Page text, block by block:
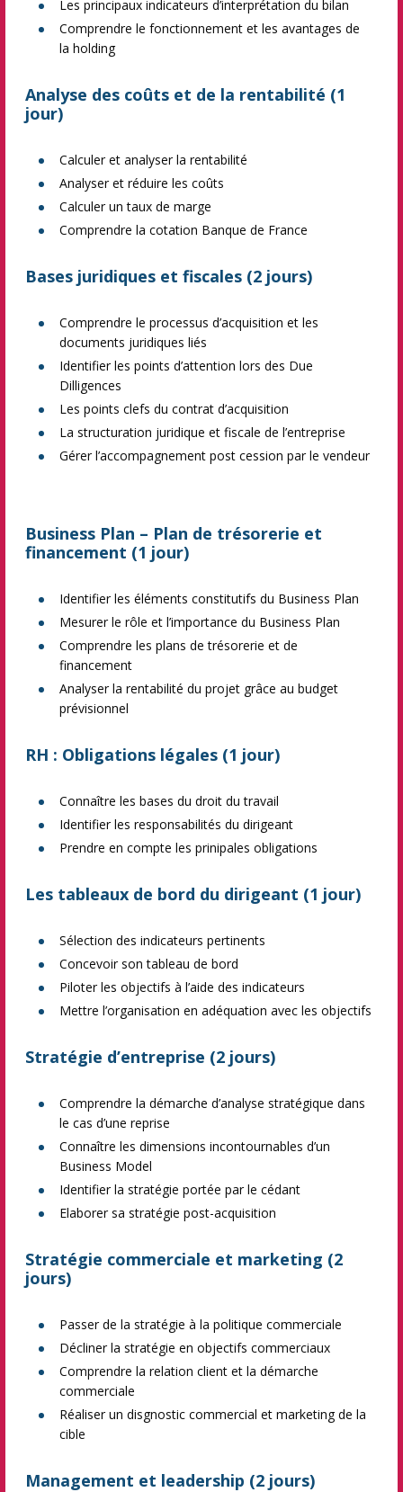
Les principaux indicateurs d’interprétation du bilan
Comprendre le fonctionnement et les avantages de
la holding
Analyse des coûts et de la rentabilité (1
jour)
Calculer et analyser la rentabilité
Analyser et réduire les coûts
Calculer un taux de marge
Comprendre la cotation Banque de France
Bases juridiques et fiscales (2 jours)
Comprendre le processus d’acquisition et les
documents juridiques liés
Identifier les points d’attention lors des Due
Dilligences
Les points clefs du contrat d’acquisition
La structuration juridique et fiscale de l’entreprise
Gérer l’accompagnement post cession par le vendeur
Business Plan – Plan de trésorerie et
financement (1 jour)
Identifier les éléments constitutifs du Business Plan
Mesurer le rôle et l’importance du Business Plan
Comprendre les plans de trésorerie et de
financement
Analyser la rentabilité du projet grâce au budget
prévisionnel
RH : Obligations légales (1 jour)
Connaître les bases du droit du travail
Identifier les responsabilités du dirigeant
Prendre en compte les prinipales obligations
Les tableaux de bord du dirigeant (1 jour)
Sélection des indicateurs pertinents
Concevoir son tableau de bord
Piloter les objectifs à l’aide des indicateurs
Mettre l’organisation en adéquation avec les objectifs
Stratégie d’entreprise (2 jours)
Comprendre la démarche d’analyse stratégique dans
le cas d’une reprise
Connaître les dimensions incontournables d’un
Business Model
Identifier la stratégie portée par le cédant
Elaborer sa stratégie post-acquisition
Stratégie commerciale et marketing (2
jours)
Passer de la stratégie à la politique commerciale
Décliner la stratégie en objectifs commerciaux
Comprendre la relation client et la démarche
commerciale
Réaliser un disgnostic commercial et marketing de la
cible
Management et leadership (2 jours)